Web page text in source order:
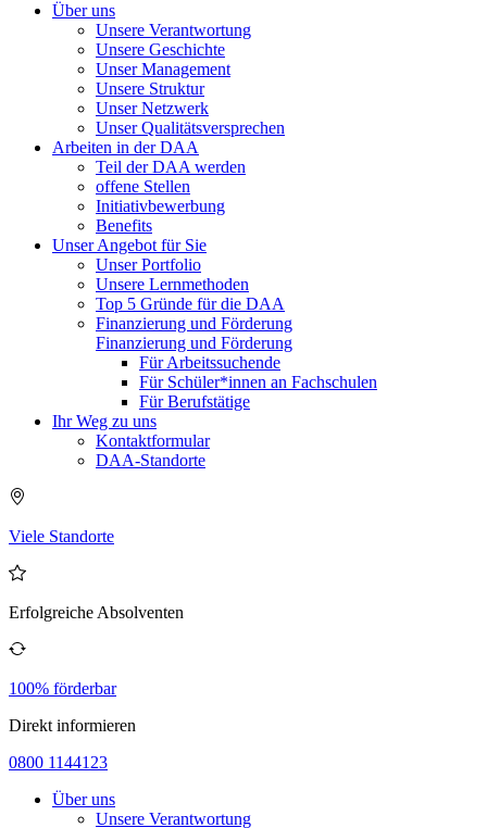
Über uns
Unsere Verantwortung
Unsere Geschichte
Unser Management
Unsere Struktur
Unser Netzwerk
Unser Qualitätsversprechen
Arbeiten in der DAA
Teil der DAA werden
offene Stellen
Initiativbewerbung
Benefits
Unser Angebot für Sie
Unser Portfolio
Unsere Lernmethoden
Top 5 Gründe für die DAA
Finanzierung und Förderung
Finanzierung und Förderung
Für Arbeitssuchende
Für Schüler*innen an Fachschulen
Für Berufstätige
Ihr Weg zu uns
Kontaktformular
DAA-Standorte
Viele Standorte
Erfolgreiche Absolventen
100% förderbar
Direkt informieren
0800 1144123
Über uns
Unsere Verantwortung